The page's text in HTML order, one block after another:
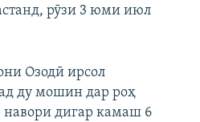
рӯзи 3 юми июл
Озодӣ ирсол
ду мошин дар роҳ
навори дигар камаш 6